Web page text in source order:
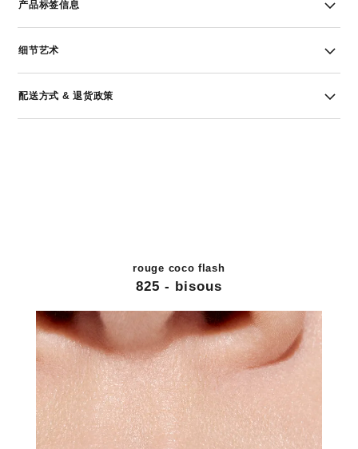
产品标签信息
细节艺术
配送方式 & 退货政策
rouge coco flash
825 - bisous